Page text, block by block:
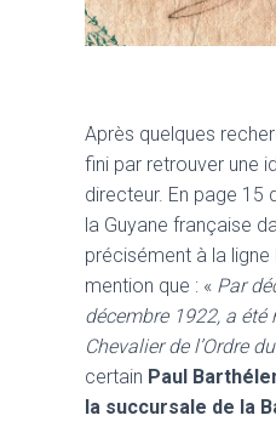
Après quelques
fini par retrouver une
directeur. En page 15
la Guyane française
précisément à la ligne
mention que : « Par
décembre 1922, a
Chevalier de l’Ordre
certain Paul
la succursale de la